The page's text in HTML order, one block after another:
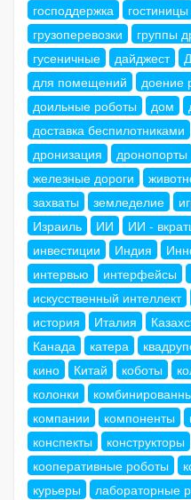
господдержка
гостиницы
грузоперевозки
группы
гусеничные
дайджест
для помещений
доение
доильные роботы
дом
доставка беспилотниками
дронизация
дронопорты
железные дороги
захваты
земледелие
Израиль
ИИ ИИ -
инвестиции
Индия
интервью
интерфейсы
искусственный интеллект
история
Италия
Канада
катера
кино
Китай коботы
колонки
компании
компоненты
конспекты
конструкторы
кооперативные роботы
курьеры
лабораторные